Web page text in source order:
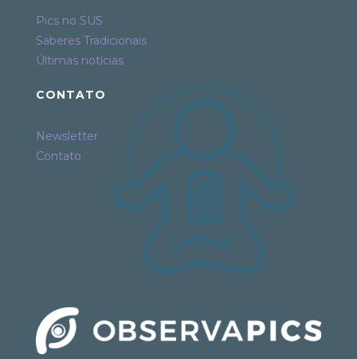
Pics no SUS
Saberes Tradicionais
Últimas notícias
CONTATO
Newsletter
Contato